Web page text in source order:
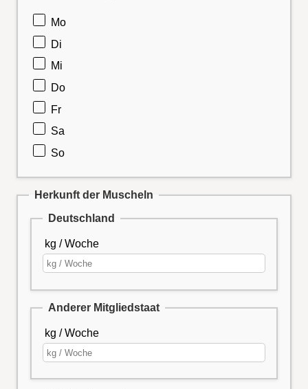
Mo
Di
Mi
Do
Fr
Sa
So
Herkunft der Muscheln
Deutschland
kg / Woche
Anderer Mitgliedstaat
kg / Woche